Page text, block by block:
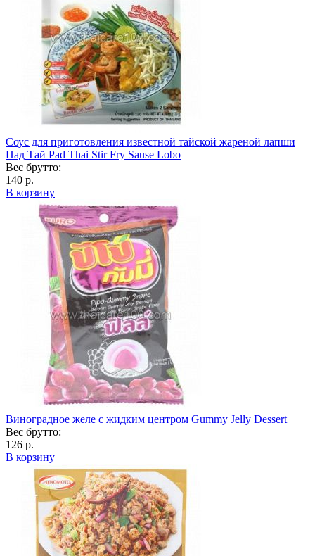
Соус для приготовления известной тайской жареной лапши
Пад Тай Pad Thai Stir Fry Sause Lobo
Вес брутто:
140 р.
В корзину
Виноградное желе с жидким центром Gummy Jelly Dessert
Вес брутто:
126 р.
В корзину